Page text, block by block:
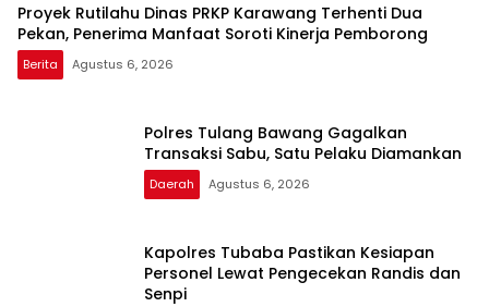
Proyek Rutilahu Dinas PRKP Karawang Terhenti Dua
Pekan, Penerima Manfaat Soroti Kinerja Pemborong
Berita Agustus 6, 2026
Polres Tulang Bawang Gagalkan
Transaksi Sabu, Satu Pelaku Diamankan
Daerah Agustus 6, 2026
Kapolres Tubaba Pastikan Kesiapan
Personel Lewat Pengecekan Randis dan
Senpi